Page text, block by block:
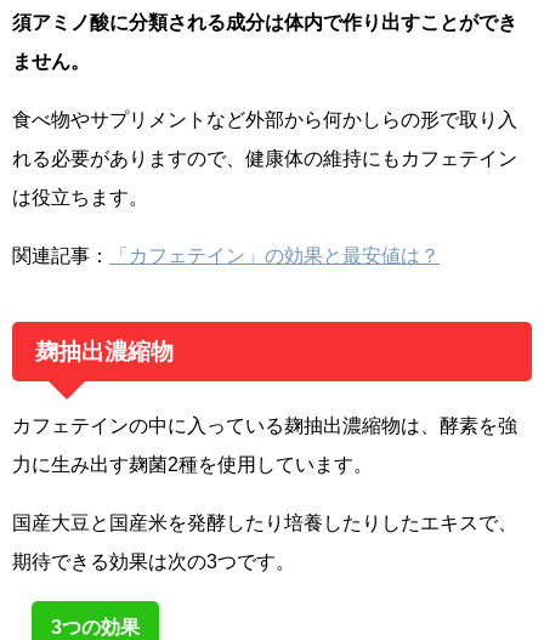
須アミノ酸に分類される成分は体内で作り出すことができ
ません。
食べ物やサプリメントなど外部から何かしらの形で取り入
れる必要がありますので、健康体の維持にもカフェテイン
は役立ちます。
関連記事： 「カフェテイン」の効果と最安値は？
麹抽出濃縮物
カフェテインの中に入っている麹抽出濃縮物は、酵素を強
力に生み出す麹菌2種を使用しています。
国産大豆と国産米を発酵したり培養したりしたエキスで、
期待できる効果は次の3つです。
3つの効果